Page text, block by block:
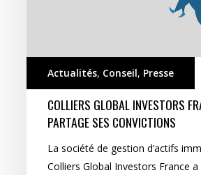
Actualités, Conseil, Presse
COLLIERS GLOBAL INVESTORS
PARTAGE SES CONVICTIONS
La société de gestion d’actifs
Colliers Global Investors France